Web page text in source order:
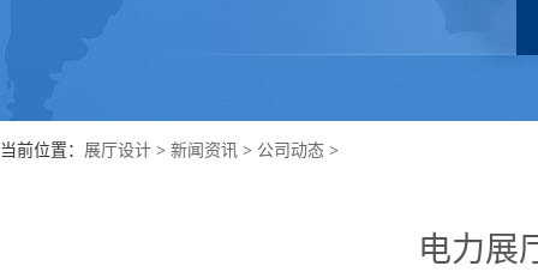
当前位置： 展厅设计 > 新闻资讯 > 公司动态 >
电力展